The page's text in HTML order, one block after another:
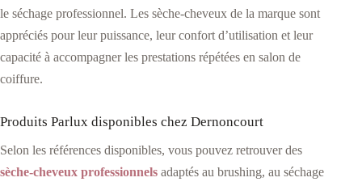
le séchage professionnel. Les sèche-cheveux de la marque sont
appréciés pour leur puissance, leur confort d’utilisation et leur
capacité à accompagner les prestations répétées en salon de
coiffure.
Produits Parlux disponibles chez Dernoncourt
Selon les références disponibles, vous pouvez retrouver des
sèche-cheveux professionnels adaptés au brushing, au séchage